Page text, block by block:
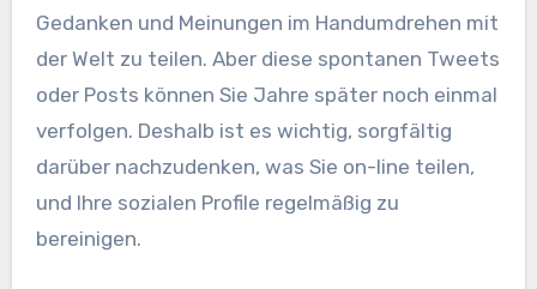
Gedanken und Meinungen im Handumdrehen mit
der Welt zu teilen. Aber diese spontanen Tweets
oder Posts können Sie Jahre später noch einmal
verfolgen. Deshalb ist es wichtig, sorgfältig
darüber nachzudenken, was Sie on-line teilen,
und Ihre sozialen Profile regelmäßig zu
bereinigen.